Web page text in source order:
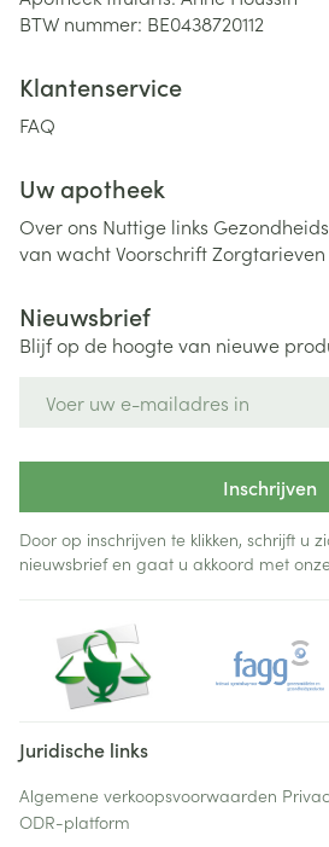
BTW nummer: BE0438720112
Klantenservice
FAQ
Uw apotheek
Over ons Nuttige links
van wachtVoorschriftZorgtarieven
Nieuwsbrief
Blijf op de hoogte van nieuwe
Inschrijven
Door op inschrijven te klikken, schrijft u
nieuwsbrief en gaat u akkoord met
Juridische links
Algemene verkoopsvoorwaarden
ODR-platform